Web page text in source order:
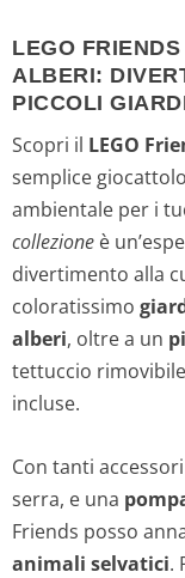
LEGO
ALBERI:
PICCOLI
Scopri il LEGO
semplice
ambientale per i
collezione è
divertimento alla
coloratissimo
alberi, oltre a un
tettuccio
incluse.
Con tanti
serra, e una
Friends posso
animali selvatici.